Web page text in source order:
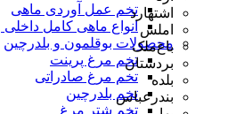
تخم عمل آوردی ماهی
انواع ماهی کامل داخلی
محصولات بوقلمون و بلدرچین
تخم مرغ پرینت
تخم مرغ صادراتی
تخم بلدرچین
تخم شتر مرغ
اشتهارد
املش
باغ‌ملک
بردستان
بلده
بندرعباس